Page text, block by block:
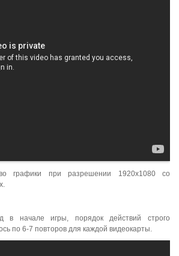
графики при разрешении 1920x1080 со
в начале игры, порядок действий строго
по 6-7 повторов для каждой видеокарты.